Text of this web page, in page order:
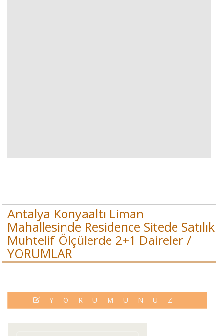
Antalya Konyaaltı Liman
Mahallesinde Residence Sitede Satılık
Muhtelif Ölçülerde 2+1 Daireler /
YORUMLAR
YORUMUNUZ